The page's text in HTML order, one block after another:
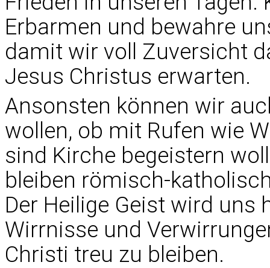
Erbarmen und bewahre
damit wir voll Zuversicht
Jesus Christus erwarten.
Ansonsten können wir
wollen, ob mit Rufen wie
sind Kirche begeistern
bleiben römisch-
Der Heilige Geist wird uns
Wirrnisse und
Christi treu zu bleiben.